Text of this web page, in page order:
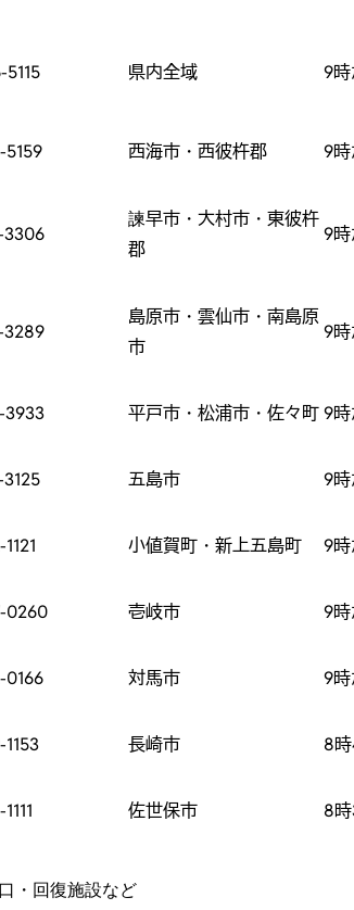
県内全域 9
西海市・西彼杵郡 9
3306
諫早市・大村市・東彼杵
郡
9
3289
島原市・雲仙市・南島原
市
9
3933 平戸市・松浦市・佐々町 9
五島市 9
小値賀町・新上五島町 9
0260 壱岐市 9
対馬市 9
長崎市 8
佐世保市 8
・回復施設など